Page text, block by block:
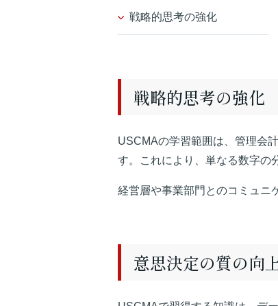
戦略的思考の強化
戦略的思考の強化
USCMAの学習範囲は、管理会
す。これにより、単なる数字の
経営層や事業部門とのコミュニ
意思決定の質の向